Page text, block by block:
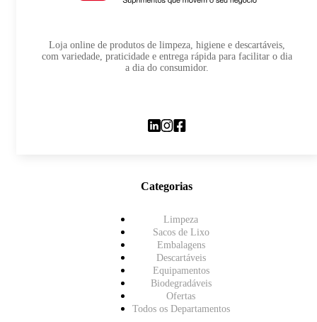
Loja online de produtos de limpeza, higiene e descartáveis,
com variedade, praticidade e entrega rápida para facilitar o dia
a dia do consumidor.
Categorias
Limpeza
Sacos de Lixo
Embalagens
Descartáveis
Equipamentos
Biodegradáveis
Ofertas
Todos os Departamentos